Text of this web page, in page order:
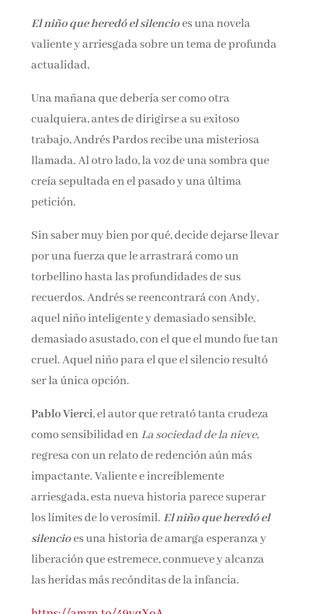
El niño que heredó el silencioes una novela
valiente y arriesgada sobre un tema de
Una mañana que debería ser como otra
cualquiera, antes de dirigirse a su exitoso
trabajo, Andrés Pardos recibe una misteriosa
llamada. Al otro lado, la voz de una sombra que
creía sepultada en el pasado y una última
Sin saber muy bien por qué, decide dejarse
llevar por una fuerza que le arrastrará como un
torbellino hasta las profundidades de sus
recuerdos. Andrés se reencontrará con Andy,
aquel niño inteligente y demasiado sensible,
demasiado asustado, con el que el mundo fue
tan cruel. Aquel niño para el que el silencio
Pablo Vierci, el autor que retrató tanta crudeza
como sensibilidad enLa sociedad de la nieve
regresa con un relato de redención aún más
impactante. Valiente e increíblemente
arriesgada, esta nueva historia parece superar
los límites de lo verosímil.El niño que heredó el
silencioes una historia de amarga esperanza y
liberación que estremece, conmueve y alcanza